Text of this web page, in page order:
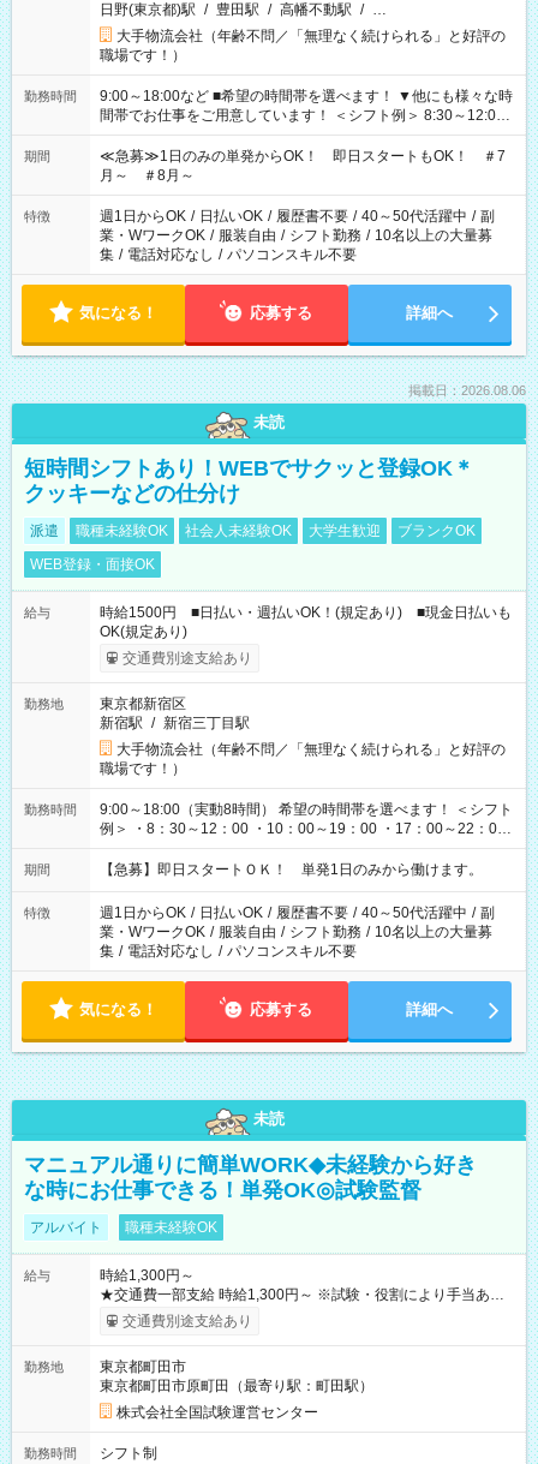
日野(東京都)駅 / 豊田駅 / 高幡不動駅 / …
大手物流会社（年齢不問／「無理なく続けられる」と好評の
職場です！）
勤務時間
9:00～18:00など ■希望の時間帯を選べます！ ▼他にも様々な時
間帯でお仕事をご用意しています！ ＜シフト例＞ 8:30～12:00
17:00～22:00 13:00～22:00 22:00～翌6:00 など
期間
≪急募≫1日のみの単発からOK！ 即日スタートもOK！ ＃7
月～ ＃8月～
特徴 週1日からOK / 日払いOK / 履歴書不要 / 40～50代活躍中 / 副
業・WワークOK / 服装自由 / シフト勤務 / 10名以上の大量募
集 / 電話対応なし / パソコンスキル不要
気になる！ 応募する 詳細へ
掲載日：2026.08.06
未読
短時間シフトあり！WEBでサクッと登録OK＊
クッキーなどの仕分け
派遣 職種未経験OK 社会人未経験OK 大学生歓迎
ブランクOK
WEB登録・面接OK
給与
時給1500円 ■日払い・週払いOK！(規定あり) ■現金日払いも
OK(規定あり)
交通費別途支給あり
勤務地
東京都新宿区
新宿駅 / 新宿三丁目駅
大手物流会社（年齢不問／「無理なく続けられる」と好評の
職場です！）
勤務時間
9:00～18:00（実動8時間） 希望の時間帯を選べます！ ＜シフト
例＞ ・8：30～12：00 ・10：00～19：00 ・17：00～22：00
・13：00～22：00 ・22：00～翌6：00 など
期間 【急募】即日スタートＯＫ！ 単発1日のみから働けます。
特徴 週1日からOK / 日払いOK / 履歴書不要 / 40～50代活躍中 / 副
業・WワークOK / 服装自由 / シフト勤務 / 10名以上の大量募
集 / 電話対応なし / パソコンスキル不要
気になる！ 応募する 詳細へ
未読
マニュアル通りに簡単WORK◆未経験から好き
な時にお仕事できる！単発OK◎試験監督
アルバイト 職種未経験OK
給与
時給1,300円～
★交通費一部支給 時給1,300円～ ※試験・役割により手当あり
※勤務回数により昇給あり 【即給（前払い）オプションあ
り！】 希望される場合、勤務から1週間ほどで給与の一部を受け
例】 ・河合塾模擬試験 8:30～17:30（休憩1時間） 時給1,300円
×8時間＝日収10,400円＋交通費 ※当日の役割により時給＋100
円の場合あり ・国家試験 7:00～13:30（休憩なし） 時給1,300
円（役割手当＋100円）×6時間＝日収8,400円＋交通費 【試用期
間】試用期間なし
交通費別途支給あり
勤務地
東京都町田市
東京都町田市原町田（最寄り駅：町田駅）
株式会社全国試験運営センター
勤務時間 シフト制